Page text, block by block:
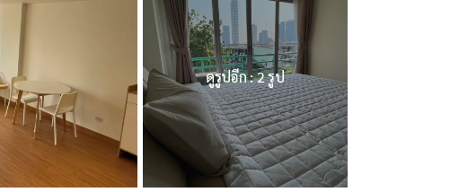
ดูรูปอีก : 2 รูป